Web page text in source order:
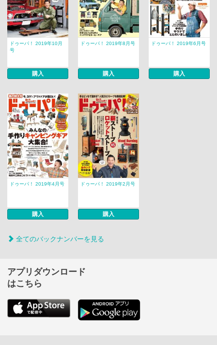
ドゥーパ！ 2019年10月
号
購入
ドゥーパ！ 2019年8月号
購入
ドゥーパ！ 2019年6月号
購入
ドゥーパ！ 2019年4月号
購入
ドゥーパ！ 2019年2月号
購入
全てのバックナンバーを見る
アプリダウンロード
はこちら